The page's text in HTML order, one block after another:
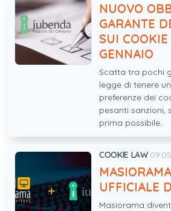
NUOVO
GARANTE
SUI
GENNAIO
Scatta tra pochi
legge di tenere
preferenze dei
pesanti sanzioni,
prima possibile.
COOKIE LAW
UFFICIALE
Masiorama